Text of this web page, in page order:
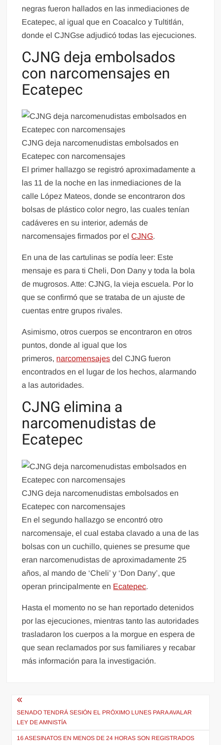
negras fueron hallados en las inmediaciones de
Ecatepec, al igual que en Coacalco y Tultitlán,
donde el CJNGse adjudicó todas las ejecuciones.
CJNG deja embolsados
con narcomensajes en
Ecatepec
CJNG deja narcomenudistas embolsados en
Ecatepec con narcomensajes
El primer hallazgo se registró aproximadamente a
las 11 de la noche en las inmediaciones de la
calle López Mateos, donde se encontraron dos
bolsas de plástico color negro, las cuales tenían
cadáveres en su interior, además de
narcomensajes firmados por elCJNG.
En una de las cartulinas se podía leer: Este
mensaje es para ti Cheli, Don Dany y toda la bola
de mugrosos. Atte: CJNG, la vieja escuela. Por lo
que se confirmó que se trataba de un ajuste de
cuentas entre grupos rivales.
Asimismo, otros cuerpos se encontraron en otros
puntos, donde al igual que los
primeros, narcomensajes del CJNG fueron
encontrados en el lugar de los hechos, alarmando
a las autoridades.
CJNG elimina a
narcomenudistas de
Ecatepec
CJNG deja narcomenudistas embolsados en
Ecatepec con narcomensajes
En el segundo hallazgo se encontró otro
narcomensaje, el cual estaba clavado a una de las
bolsas con un cuchillo, quienes se presume que
eran narcomenudistas de aproximadamente 25
años, al mando de ‘Cheli’ y ‘Don Dany’, que
operan principalmente en Ecatepec.
Hasta el momento no se han reportado detenidos
por las ejecuciones, mientras tanto las autoridades
trasladaron los cuerpos a la morgue en espera de
que sean reclamados por sus familiares y recabar
más información para la investigación.
Navegación
de
entradas
SENADO TENDRÁ SESIÓN EL PRÓXIMO LUNES PARA AVALAR
LEY DE AMNISTÍA
16 ASESINATOS EN MENOS DE 24 HORAS SON REGISTRADOS